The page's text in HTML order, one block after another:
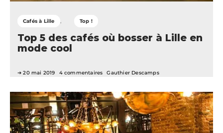
Cafés à Lille Top !
Top 5 des cafés où bosser à Lille en
mode cool
20 mai 2019 4 commentaires Gauthier Descamps